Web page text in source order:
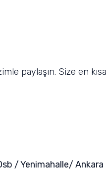
paylaşın. Size en kısa
/ Yenimahalle/ Ankara